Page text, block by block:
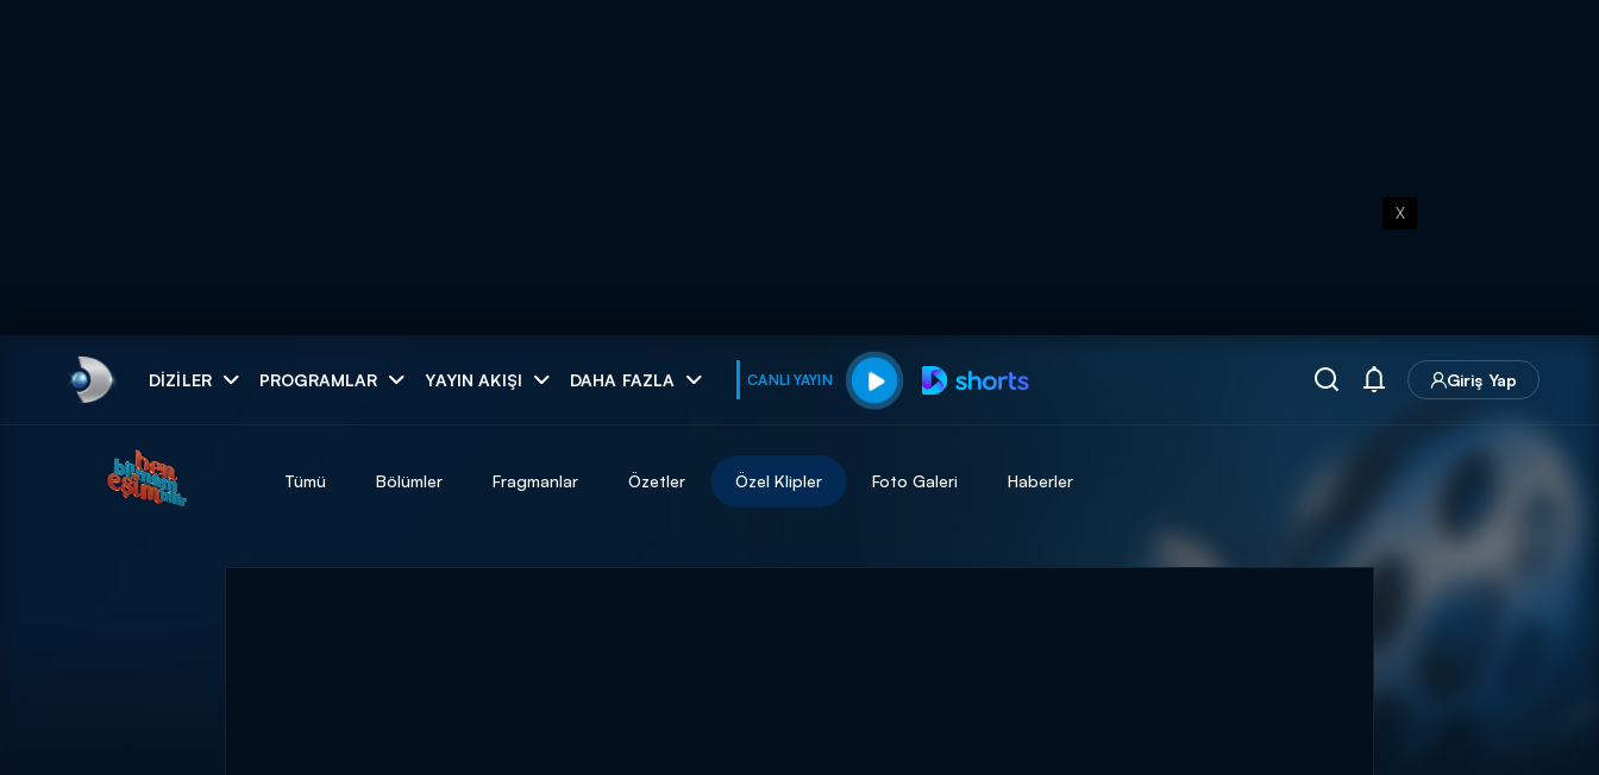
X
DIZILER PROGRAMLAR YAYIN AKIŞI DAHA FAZLA CANLI YAYIN Giriş Yap
muhteşem ikili
Tümü Bölümler Fragmanlar Özetler Özel Klipler Foto Galeri Haberler